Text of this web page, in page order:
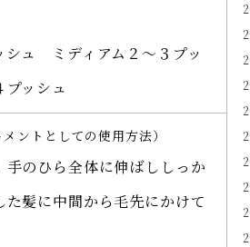
シュ ミディアム２〜３プッ
ッシュ
ントとしての使用方法）
手のひら全体に伸ばししっか
た髪に中間から毛先にかけて